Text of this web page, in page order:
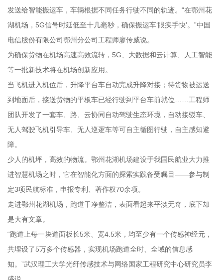
发送给智能搬运车，车辆根据不同任务行驶不同的轨迹。“在鄂州花
湖机场，5G信号时延低至十几毫秒，确保搬运车‘眼疾手快’。”中国
电信股份有限公司鄂州分公司工程师廖传威说。
为确保货物在机场高速高效流转，5G、大数据和云计算、人工智能
等一批新技术将在机场创新应用。
当飞机进入机位后，升降平台车自动完成升降对接；待货物被运送
到地面后，接送货物的平板车已经行驶到平台车前就位……工程师
团队开发了一套车、路、云协同自动驾驶生态环境，自动接驳车、
无人驾驶飞机引导车、无人巡逻车等可自主循图行驶，自主感知避
障。
少人的机坪，高效的物流。鄂州花湖机场建设于我国民航业大力推
进智慧机场之时，它在智能化方面的探索实践备受瞩目——参与制
定3项民航标准，申报专利、著作权70余项。
走进鄂州花湖机场，跑道干净整洁，表面看起来平淡无奇，底下却
是大有文章。
“跑道上每一块道面板长5米、宽4.5米，均至少有一个传感神经元，
共埋设了5万多个传感器，实现机场跑道全时、全域的信息感
知。”武汉理工大学光纤传感技术与网络国家工程研究中心研究员李